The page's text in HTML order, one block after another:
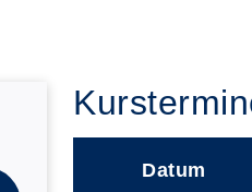
Datum